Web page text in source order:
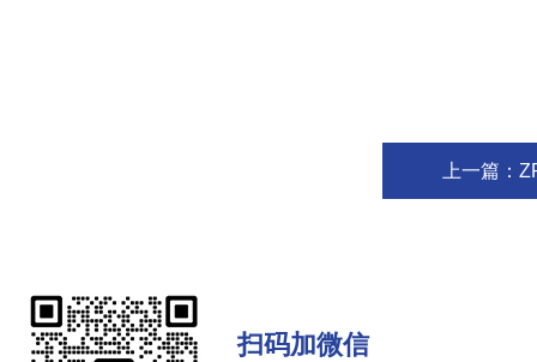
上一篇：
扫码加微信